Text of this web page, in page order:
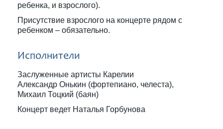
ребенка, и взрослого).
Присутствие взрослого на концерте рядом с
ребенком – обязательно.
Исполнители
Заслуженные артисты Карелии
Александр Онькин (фортепиано, челеста),
Михаил Тоцкий (баян)
Концерт ведет Наталья Горбунова